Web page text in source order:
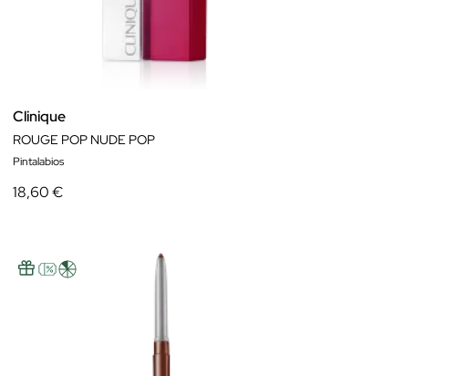
Clinique
ROUGE POP NUDE POP
Pintalabios
18,60 €